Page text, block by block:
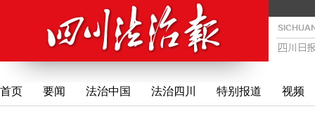
首页 要闻 法治中国 法治四川 特别报道 视频